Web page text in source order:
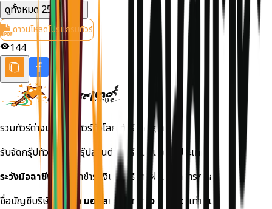
ดูทั้งหมด 25 รายการ
ดาวน์โหลดโปรแกรมทัวร์
144
รวมทัวร์ต่างประเทศ ทัวร์ทั่วโลก ทัวร์ราคาถูก
รับจัดกรุ๊ปทัวร์เหมา กรุ๊ปส่วนตัว ทัวร์สัมมนาต่างประเทศ
ระวังมิจฉาชีพ!
กรุณาชำระเงินค่าบริการผ่านธนาคารกสิกร
ชื่อบัญชีบริษัท
บริษัท มอนสเตอร์ ทราเวล จำกัด เท่านั้น